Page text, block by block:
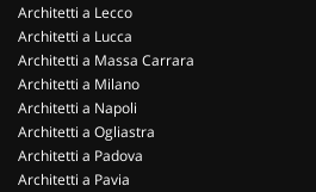
Architetti a Lecco
Architetti a Lucca
Architetti a Massa Carrara
Architetti a Milano
Architetti a Napoli
Architetti a Ogliastra
Architetti a Padova
Architetti a Pavia